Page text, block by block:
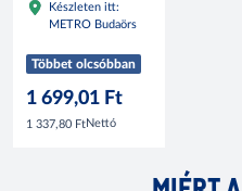
Készleten itt:
METRO Budaörs
Többet olcsóbban
1 699,01 Ft
1 337,80 FtNettó